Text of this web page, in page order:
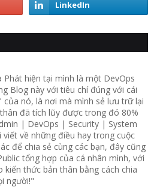
Phát hiện tại mình là một DevOps
Blog này với tiêu chí đúng với cái
của nó, là nơi mà mình sẻ lưu trữ lại
đã tích lũy được trong đó 80%
| DevOps | Security | System
viết về những điều hay trong cuộc
để chia sẻ cùng các bạn, đây cũng
tổng hợp của cá nhân mình, với
thức bản thân bằng cách chia
người!"